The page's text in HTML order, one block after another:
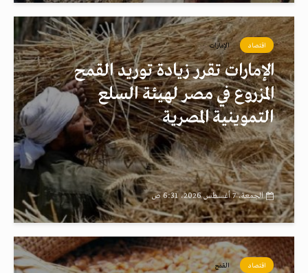
اقتصاد الإمارات
الإمارات تقرر زيادة توريد القمح
المزروع في مصر لهيئة السلع
التموينية المصرية
الجمعة، 7 أغسطس 2026، 6:31 ص
اقتصاد القمح